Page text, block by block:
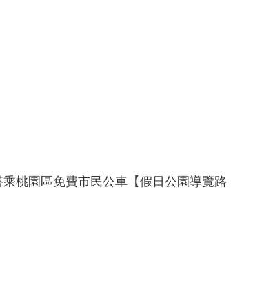
桃園區免費市民公車【假日公園導覽路